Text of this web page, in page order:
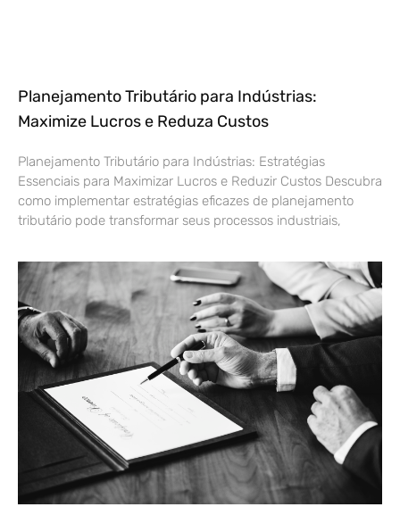
Planejamento Tributário para Indústrias:
Maximize Lucros e Reduza Custos
Planejamento Tributário para Indústrias: Estratégias
Essenciais para Maximizar Lucros e Reduzir Custos Descubra
como implementar estratégias eficazes de planejamento
tributário pode transformar seus processos industriais,